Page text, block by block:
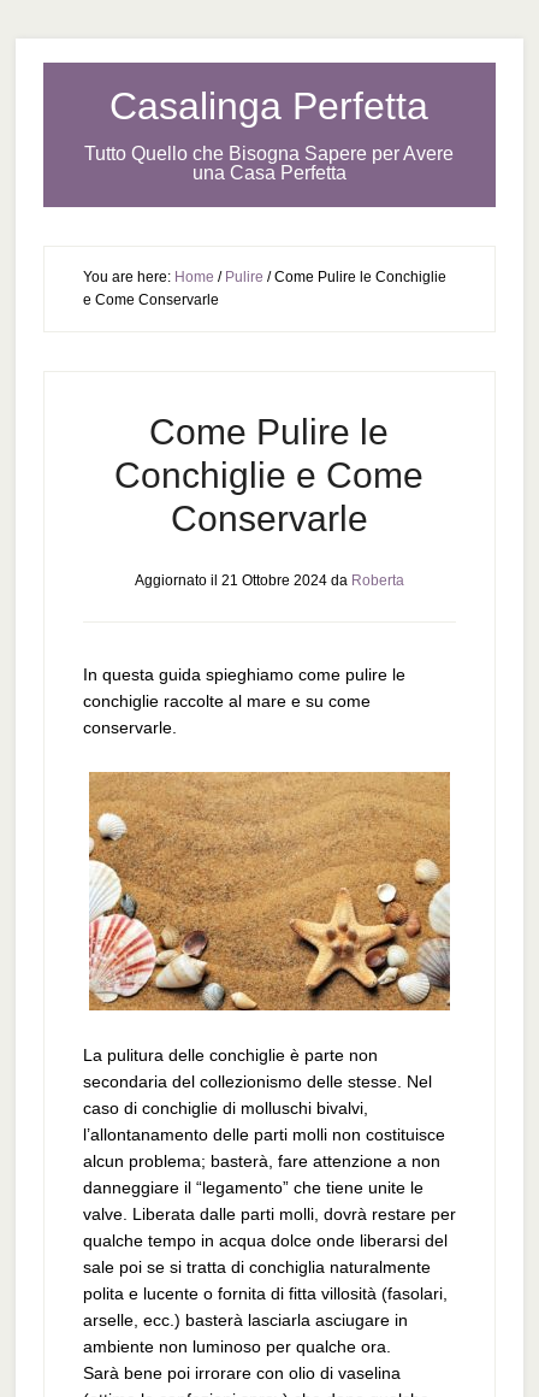
Casalinga Perfetta
Tutto Quello che Bisogna Sapere per Avere
una Casa Perfetta
You are here: Home / Pulire /Come Pulire le Conchiglie
e Come Conservarle
Come Pulire le
Conchiglie e Come
Conservarle
Aggiornato il 21 Ottobre 2024da Roberta
In questa guida spieghiamo come pulire le
conchiglie raccolte al mare e su come
conservarle.
La pulitura delle conchiglie è parte non
secondaria del collezionismo delle stesse. Nel
caso di conchiglie di molluschi bivalvi,
l’allontanamento delle parti molli non costituisce
alcun problema; basterà, fare attenzione a non
danneggiare il “legamento” che tiene unite le
valve. Liberata dalle parti molli, dovrà restare per
qualche tempo in acqua dolce onde liberarsi del
sale poi se si tratta di conchiglia naturalmente
polita e lucente o fornita di fitta villosità (fasolari,
arselle, ecc.) basterà lasciarla asciugare in
ambiente non luminoso per qualche ora.
Sarà bene poi irrorare con olio di vaselina